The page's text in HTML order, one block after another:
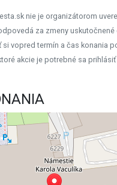
nie je organizátorom
za zmeny
si vopred termín a čas konania
akcie je potrebné sa